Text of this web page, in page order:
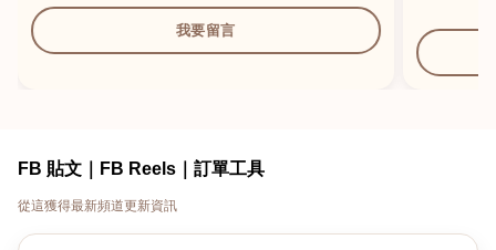
我要留言
FB 貼文｜FB Reels｜訂單工具
從這獲得最新頻道更新資訊